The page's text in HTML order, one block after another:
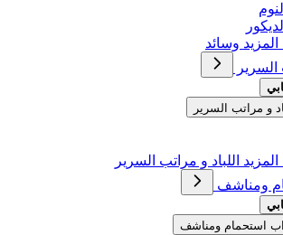
وسائد
السرير
و مراتب السرير
اللباد و مراتب السرير
ومناشف
استحمام ومناشف